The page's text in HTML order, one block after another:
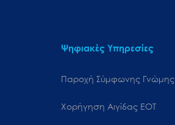
Ψηφιακές Υπηρεσίες
Παροχή Σύμφωνης Γνώμης
Χορήγηση Αιγίδας ΕΟΤ